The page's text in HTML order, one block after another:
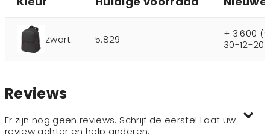
Zwart 5.829
+ 3.600
30-12-
Reviews
Er zijn nog geen reviews. Schrijf de eerste! Laat uw
review achter en help anderen.